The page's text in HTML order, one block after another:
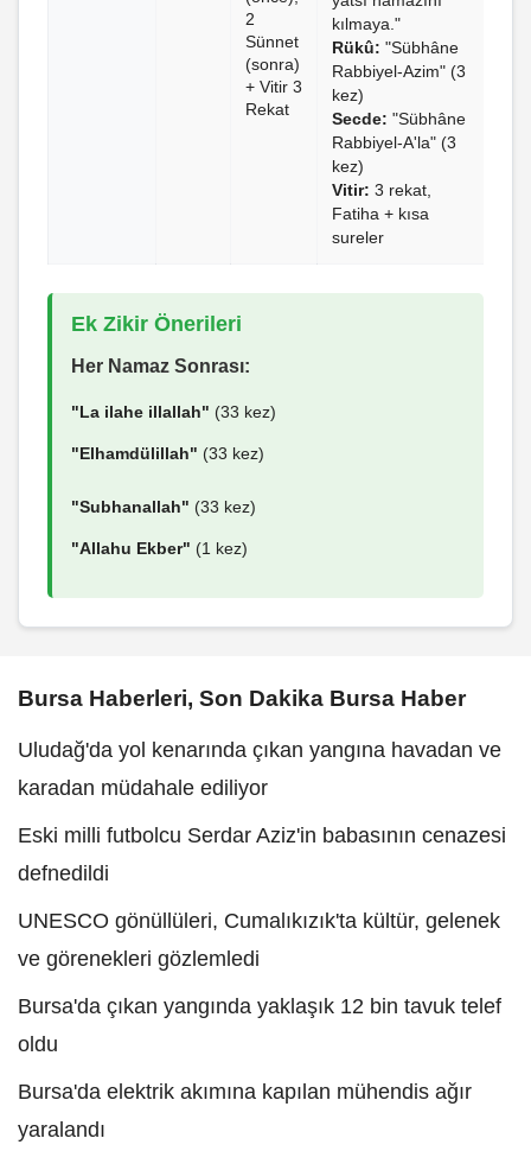
2
Sünnet
(sonra)
+ Vitir 3
Rekat
kılmaya."
Rükû: "Sübhâne
Rabbiyel-Azim" (3
kez)
Secde: "Sübhâne
Rabbiyel-A'la" (3
kez)
Vitir: 3 rekat,
Fatiha + kısa
sureler
Ek Zikir Önerileri
Her Namaz Sonrası:
"La ilahe illallah" (33 kez)
"Elhamdülillah" (33 kez)
"Subhanallah" (33 kez)
"Allahu Ekber" (1 kez)
Bursa Haberleri, Son Dakika Bursa Haber
Uludağ'da yol kenarında çıkan yangına havadan ve
karadan müdahale ediliyor
Eski milli futbolcu Serdar Aziz'in babasının cenazesi
defnedildi
UNESCO gönüllüleri, Cumalıkızık'ta kültür, gelenek
ve görenekleri gözlemledi
Bursa'da çıkan yangında yaklaşık 12 bin tavuk telef
oldu
Bursa'da elektrik akımına kapılan mühendis ağır
yaralandı